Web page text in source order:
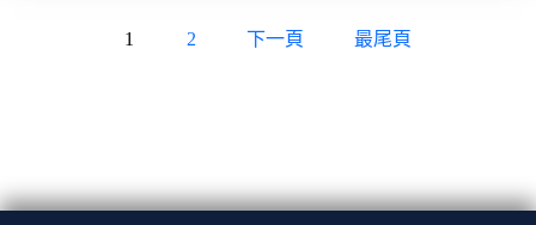
1 2 下一頁 最尾頁